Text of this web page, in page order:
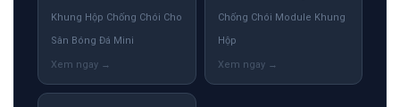
Khung Hộp Chống Chói Cho
Sân Bóng Đá Mini
Chống Chói Module Khung
Hộp